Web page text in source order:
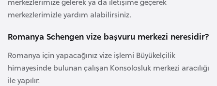
merkezlerimizle yardım alabilirsiniz.
Romanya Schengen vize başvuru merkezi neresidir?
Romanya için yapacağınız vize işlemi Büyükelçilik
himayesinde bulunan çalışan Konsolosluk merkezi aracılığı
ile yapılır.
B
l
a
r
u